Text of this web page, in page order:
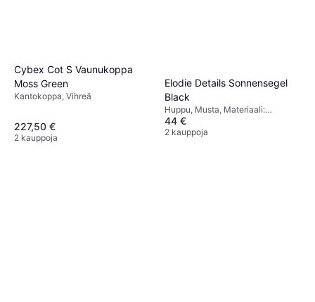
Cybex Cot S Vaunukoppa
Moss Green
Kantokoppa, Vihreä
227,50 €
2 kauppoja
Elodie Details Sonnensegel
Black
Huppu, Musta, Materiaali:
Polyesteri
44 €
2 kauppoja